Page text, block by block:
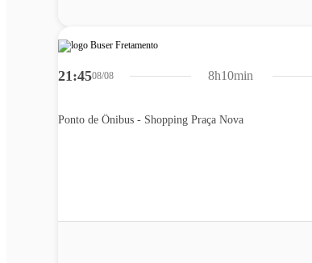
21:4508/08
Ponto de Ônibus - Shopping Praça Nova
8h10min